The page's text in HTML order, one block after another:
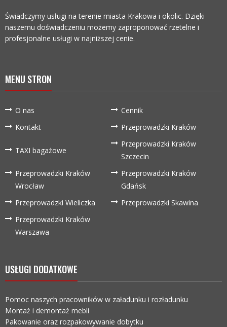
Świadczymy usługi na terenie miasta Krakowa i okolic. Dzięki
naszemu doświadczeniu możemy zaproponować rzetelne i
profesjonalne usługi w najniższej cenie.
MENU STRON
O nas
Cennik
Kontakt
Przeprowadzki Kraków
TAXI bagażowe
Przeprowadzki Kraków
Szczecin
Przeprowadzki Kraków
Wrocław
Przeprowadzki Kraków
Gdańsk
Przeprowadzki Wieliczka
Przeprowadzki Skawina
Przeprowadzki Kraków
Warszawa
USŁUGI DODATKOWE
Pomoc naszych pracowników w załadunku i rozładunku
Montaż i demontaż mebli
Pakowanie oraz rozpakowywanie dobytku